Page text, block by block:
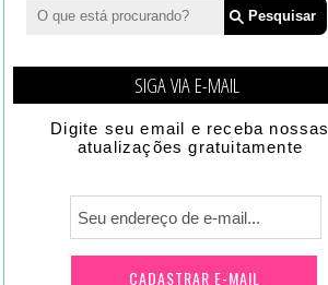
SIGA VIA E-MAIL
Digite seu email e receba nossas
atualizações gratuitamente